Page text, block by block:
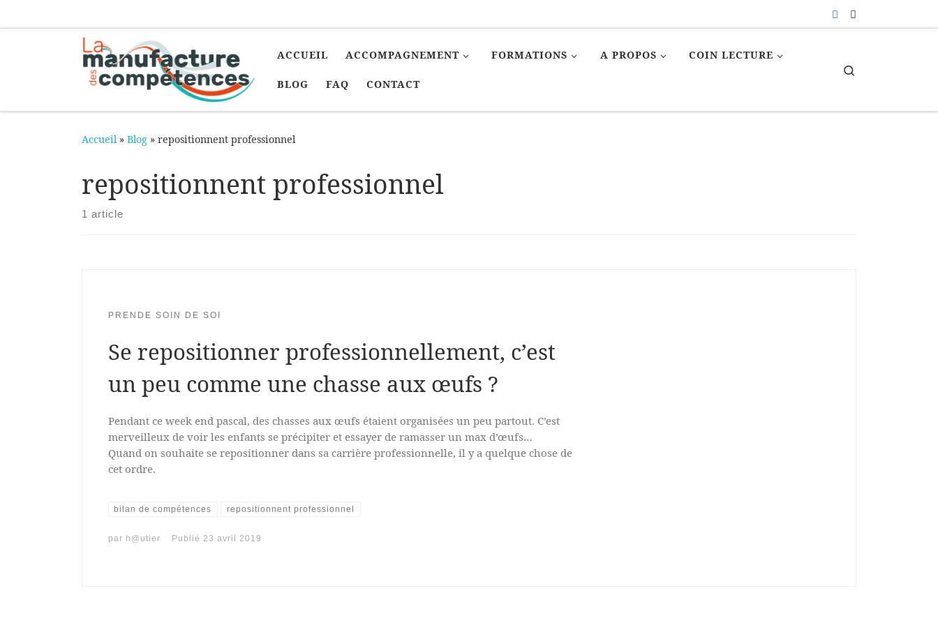
ACCUEIL ACCOMPAGNEMENT FORMATIONS A PROPOS COIN LECTURE
BLOG FAQ CONTACT
Accueil » Blog » repositionnent professionnel
repositionnent professionnel
1 article
PRENDE SOIN DE SOI
Se repositionner professionnellement, c’est
un peu comme une chasse aux œufs ?
Pendant ce week end pascal, des chasses aux œufs étaient organisées un peu partout. C’est
merveilleux de voir les enfants se précipiter et essayer de ramasser un max d’œufs…
Quand on souhaite se repositionner dans sa carrière professionnelle, il y a quelque chose de
cet ordre.
bilan de compétences repositionnent professionnel
par h@utier Publié 23 avril 2019